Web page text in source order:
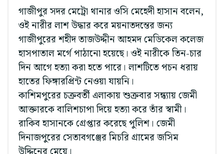
গাজীপুর সদর মেট্রো থানার ওসি মেহেদী হাসান বলেন,
ওই নারীর লাশ উদ্ধার করে ময়নাতদন্তের জন্য
গাজীপুরের শহীদ তাজউদ্দীন আহমদ মেডিকেল কলেজ
হাসপাতাল মর্গে পাঠানো হয়েছে। ওই নারীকে তিন-চার
দিন আগে হত্যা করা হতে পারে। লাশটিতে পচন ধরায়
হাতের ফিঙ্গারপ্রিন্ট নেওয়া যায়নি।
কাশিমপুরের চক্রবর্তী এলাকায় শুক্রবার সন্ধ্যায় জেমী
আক্তারকে বালিশচাপা দিয়ে হত্যা করে তাঁর স্বামী।
রাকিব হাসানকে গ্রেপ্তার করেছে পুলিশ। জেমী
দিনাজপুরের সেতাবগঞ্জের মিচরি গ্রামের জসিম